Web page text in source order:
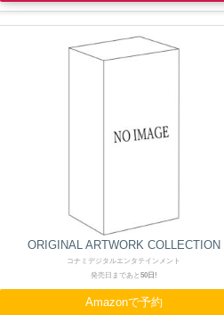
ORIGINAL ARTWORK COLLECTION
コナミデジタルエンタテインメント
発売日まであと 50日!
Amazonで予約